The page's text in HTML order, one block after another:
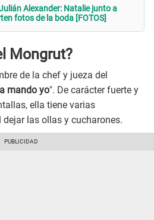
Alexander: Natalie junto a
fotos de la boda [FOTOS]
Mongrut?
de la chef y jueza del
mando yo". De carácter fuerte y
ella tiene varias
dejar las ollas y cucharones.